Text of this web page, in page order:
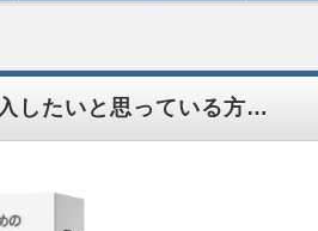
したいと思っている方…